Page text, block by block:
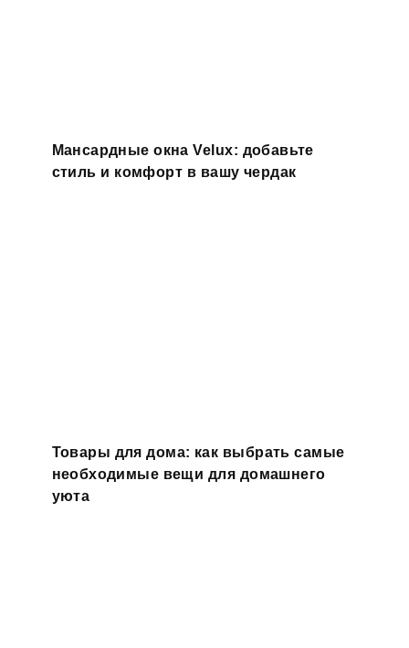
Мансардные окна Velux: добавьте
стиль и комфорт в вашу чердак
Товары для дома: как выбрать самые
необходимые вещи для домашнего
уюта